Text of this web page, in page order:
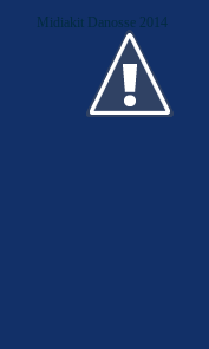
Midiakit Danosse 2014